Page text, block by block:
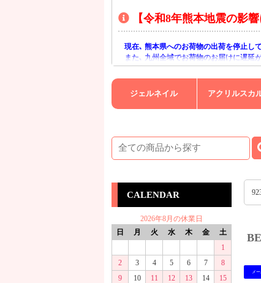
【令和8年熊本地震の影
現在､ 熊本県へのお荷物の出荷を停止し
また､ 九州全域でお荷物のお届けに遅延
ご不便をおかけいたしますが､ 何卒ご理
ジェルネイル アクリルスカ
CALENDAR
2026年8月の休業日
日
月 火 水 木 金
土
1
2
3 4 5 6 7
8
9
10 11 12 13 14
15
メ